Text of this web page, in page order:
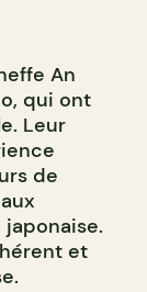
An
qui ont
Leur
de
et